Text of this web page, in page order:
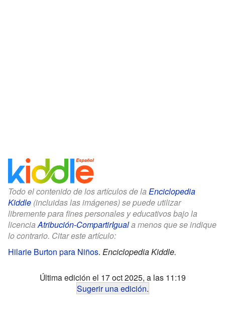
Todo el contenido de los artículos de la Enciclopedia
Kiddle (incluidas las imágenes) se puede utilizar
libremente para fines personales y educativos bajo la
licenciaAtribución-CompartirIguala menos que se indique
lo contrario. Citar este artículo:
Hilarie Burton para Niños. Enciclopedia Kiddle.
Última edición el 17 oct 2025, a las 11:19
Sugerir una edición.